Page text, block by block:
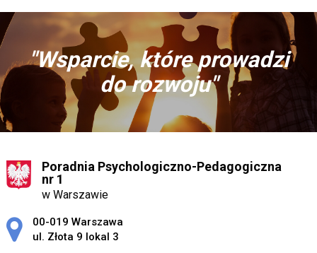
"Wsparcie, które prowadzi
do rozwoju"
Poradnia Psychologiczno-Pedagogiczna
nr 1
w Warszawie
Adres pocztowy:
00-019 Warszawa
ul. Złota 9 lokal 3